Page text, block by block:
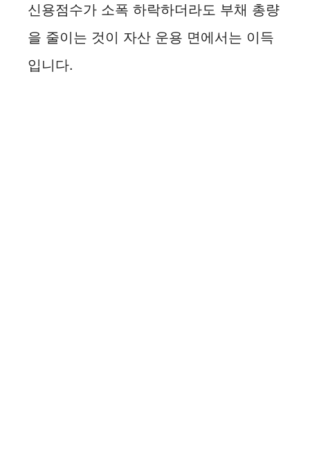
신용점수가 소폭 하락하더라도 부채 총량
을 줄이는 것이 자산 운용 면에서는 이득
입니다.